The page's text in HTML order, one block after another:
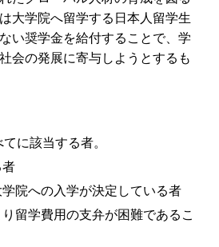
大学院へ留学する日本人留学生
い奨学金を給付することで、学
会の発展に寄与しようとするも
に該当する者。
院への入学が決定している者
留学費用の支弁が困難であるこ